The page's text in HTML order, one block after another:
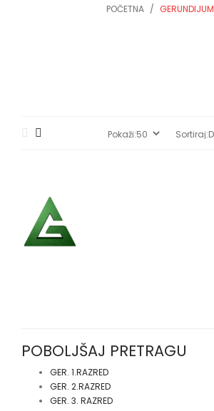
POČETNA GERUNDIJUM
POBOLJŠAJ PRETRAGU
GER. 1.RAZRED
GER. 2.RAZRED
GER. 3. RAZRED